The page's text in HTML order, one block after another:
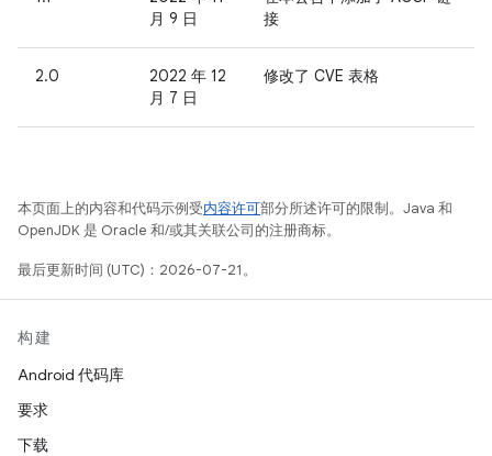
月 9 日
接
2.0
2022 年 12
月 7 日
修改了 CVE 表格
本页面上的内容和代码示例受内容许可部分所述许可的限制。Java 和
OpenJDK 是 Oracle 和/或其关联公司的注册商标。
最后更新时间 (UTC)：2026-07-21。
构建
Android 代码库
要求
下载